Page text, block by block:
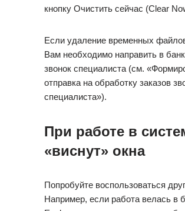
кнопку Очистить сейчас (Clear
Если удаление временных
Вам необходимо направить в
звонок специалиста (см.
отправка на обработку заказов
специалиста»).
При работе в
«виснут» окна
Попробуйте воспользоваться
Например, если работа велась в